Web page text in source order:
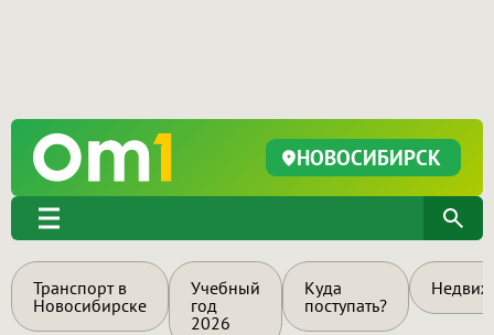
НОВОСИБИРСК
Транспорт в
Новосибирске
Учебный
год
2026
Куда
поступать?